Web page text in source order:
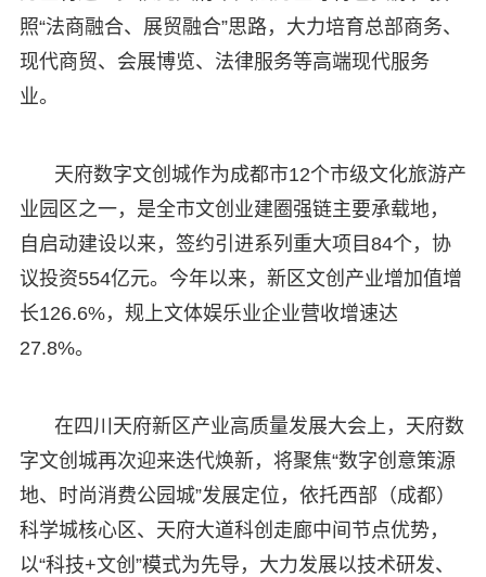
照“法商融合、展贸融合”思路，大力培育总部商务、
现代商贸、会展博览、法律服务等高端现代服务
业。
天府数字文创城作为成都市12个市级文化旅游产
业园区之一，是全市文创业建圈强链主要承载地，
自启动建设以来，签约引进系列重大项目84个，协
议投资554亿元。今年以来，新区文创产业增加值增
长126.6%，规上文体娱乐业企业营收增速达
27.8%。
在四川天府新区产业高质量发展大会上，天府数
字文创城再次迎来迭代焕新，将聚焦“数字创意策源
地、时尚消费公园城”发展定位，依托西部（成都）
科学城核心区、天府大道科创走廊中间节点优势，
以“科技+文创”模式为先导，大力发展以技术研发、